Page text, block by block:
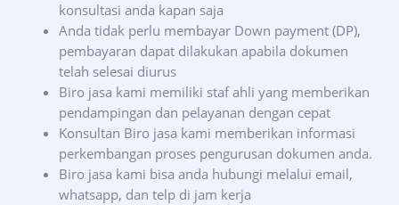
konsultasi anda kapan saja
Anda tidak perlu membayar Down payment (DP),
pembayaran dapat dilakukan apabila dokumen
telah selesai diurus
Biro jasa kami memiliki staf ahli yang memberikan
pendampingan dan pelayanan dengan cepat
Konsultan Biro jasa kami memberikan informasi
perkembangan proses pengurusan dokumen anda.
Biro jasa kami bisa anda hubungi melalui email,
whatsapp, dan telp di jam kerja